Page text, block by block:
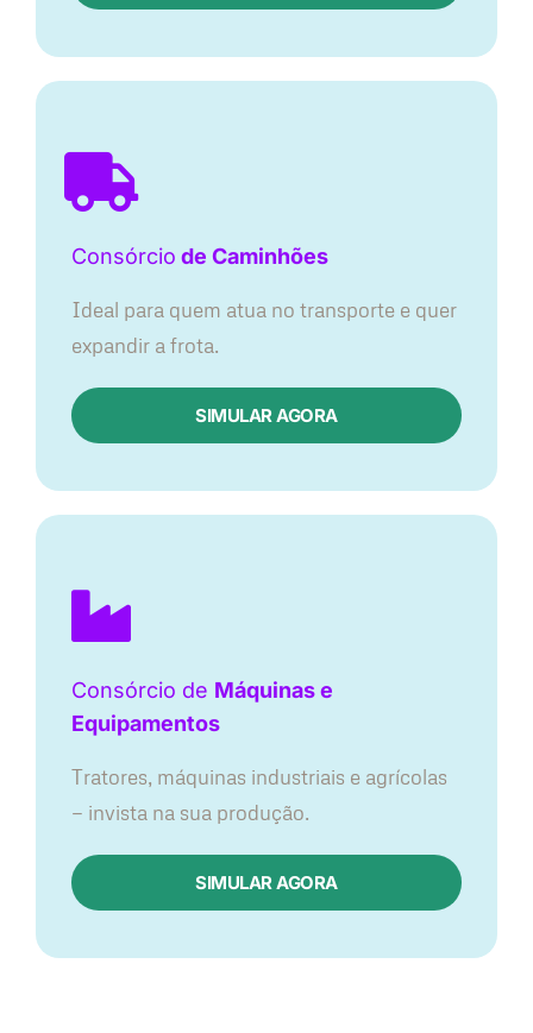
Consórcio de Caminhões
Ideal para quem atua no transporte e quer
expandir a frota.
SIMULAR AGORA
Consórcio de Máquinas e
Equipamentos
Tratores, máquinas industriais e agrícolas
— invista na sua produção.
SIMULAR AGORA